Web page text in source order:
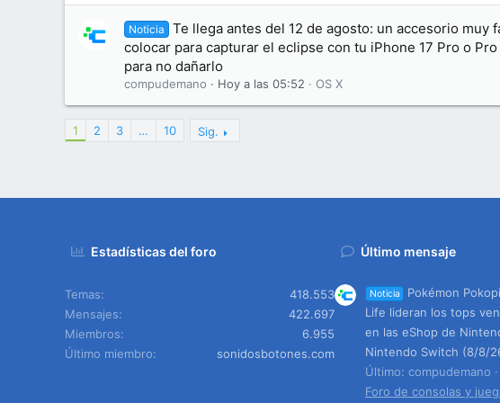
Noticia
Te llega antes del 12 de agosto: un accesorio muy
colocar para capturar el eclipse con tu iPhone 17 Pro o Pro
para no dañarlo
compudemano Hoy a las 05:52 OS X
1 2 3 … 10 Sig.
Estadísticas del foro
Temas
418.553
Mensajes
422.697
Miembros
6.955
Último miembro
sonidosbotones.com
Último mensaje
Noticia
Pokémon
Life lideran los tops
en las eShop de
Nintendo Switch (8/8/
Último: compudemano
Foro de consolas y